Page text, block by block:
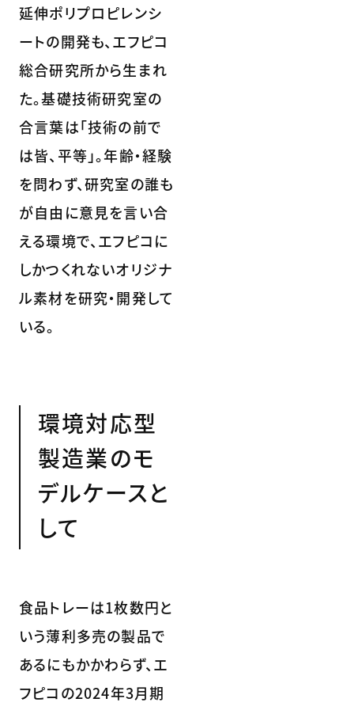
延伸ポリプロピレンシ
ートの開発も、エフピコ
総合研究所から生まれ
た。基礎技術研究室の
合言葉は「技術の前で
は皆、平等」。年齢・経験
を問わず、研究室の誰も
が自由に意見を言い合
える環境で、エフピコに
しかつくれないオリジナ
ル素材を研究・開発して
いる。
環境対応型
製造業のモ
デルケースと
して
食品トレーは1枚数円と
いう薄利多売の製品で
あるにもかかわらず、エ
フピコの2024年3月期